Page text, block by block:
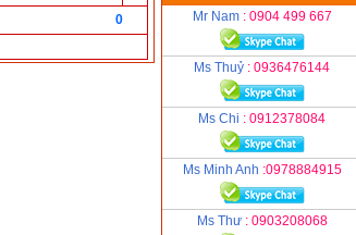
0
Mr Nam : 0904 499 667
Ms Thuỷ : 0936476144
Ms Chi : 0912378084
Ms Minh Anh :0978884915
Ms Thư : 0903208068